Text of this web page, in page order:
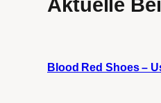
Aktuelle
Blood Red Shoes –